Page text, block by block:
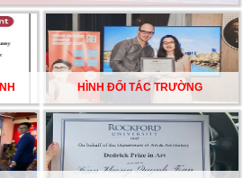
MƠ DU HỌC MỸ – BẮT ĐẦU TỪ NGÀY
DANH & SĂN HỌC BỔNG KỲ SPRING 2026
HÌNH ĐỐI TÁC TRƯỜNG